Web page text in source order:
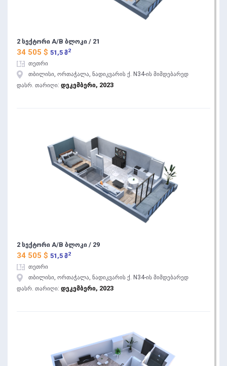
2 სექტორი A/B ბლოკი / 21
34 505 $ 51,5 მ 2
თეთრი
თბილისი, ორთაჭალა, ნადიკვარის ქ. N34-ის მიმდებარედ
დასრ. თარიღი: დეკემბერი, 2023
2 სექტორი A/B ბლოკი / 29
34 505 $ 51,5 მ 2
თეთრი
თბილისი, ორთაჭალა, ნადიკვარის ქ. N34-ის მიმდებარედ
დასრ. თარიღი: დეკემბერი, 2023